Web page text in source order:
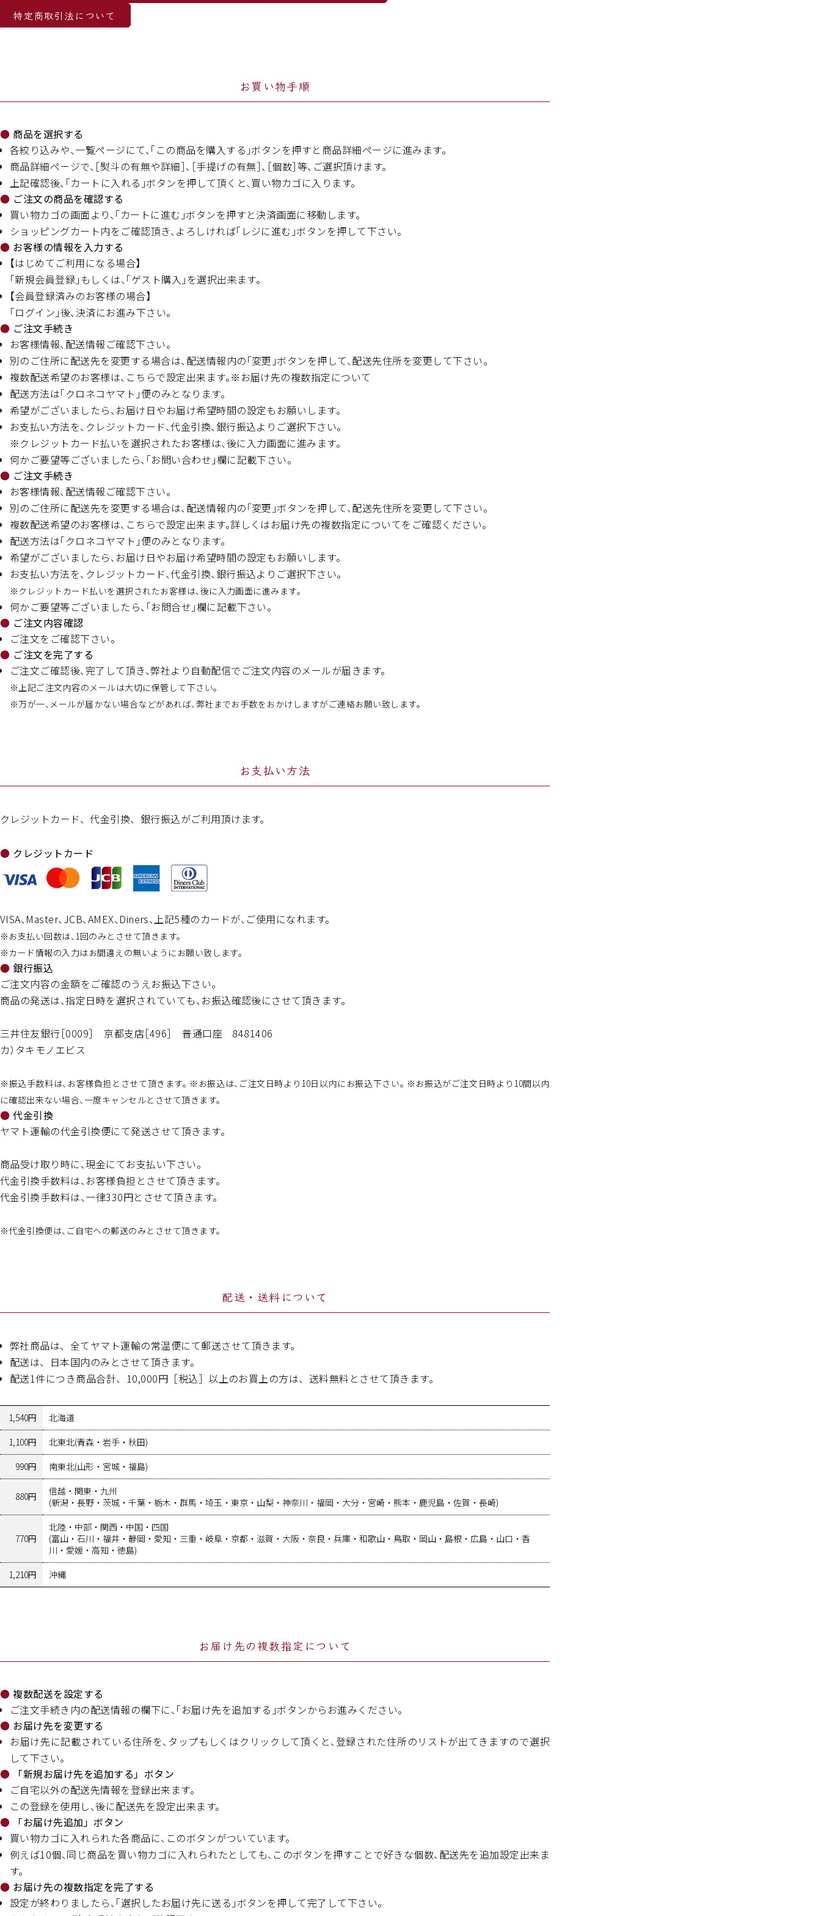
特定商取引法について
お買い物手順
商品を選択する
各絞り込みや、一覧ページにて、｢この商品を購入する｣ボタンを押すと商品詳細ページに進みます。
商品詳細ページで、［熨斗の有無や詳細］、［手提げの有無］、［個数］等、ご選択頂けます。
上記確認後、｢カートに入れる｣ボタンを押して頂くと、買い物カゴに入ります。
ご注文の商品を確認する
買い物カゴの画面より、｢カートに進む｣ボタンを押すと決済画面に移動します。
ショッピングカート内をご確認頂き、よろしければ「レジに進む」ボタンを押して下さい。
お客様の情報を入力する
【はじめてご利用になる場合】
「新規会員登録」もしくは、「ゲスト購入」を選択出来ます。
【会員登録済みのお客様の場合】
「ログイン」後、決済にお進み下さい。
ご注文手続き
お客様情報、配送情報ご確認下さい。
別のご住所に配送先を変更する場合は、配送情報内の「変更」ボタンを押して、配送先住所を変更して下さい。
複数配送希望のお客様は、こちらで設定出来ます。※お届け先の複数指定について
配送方法は「クロネコヤマト」便のみとなります。
希望がございましたら、お届け日やお届け希望時間の設定もお願いします。
お支払い方法を、クレジットカード、代金引換、銀行振込よりご選択下さい。
※クレジットカード払いを選択されたお客様は、後に入力画面に進みます。
何かご要望等ございましたら、「お問い合わせ」欄に記載下さい。
ご注文手続き
お客様情報、配送情報ご確認下さい。
別のご住所に配送先を変更する場合は、配送情報内の「変更」ボタンを押して、配送先住所を変更して下さい。
複数配送希望のお客様は、こちらで設定出来ます。詳しくはお届け先の複数指定についてをご確認ください。
配送方法は「クロネコヤマト」便のみとなります。
希望がございましたら、お届け日やお届け希望時間の設定もお願いします。
お支払い方法を、クレジットカード、代金引換、銀行振込よりご選択下さい。
※クレジットカード払いを選択されたお客様は、後に入力画面に進みます。
何かご要望等ございましたら、「お問合せ」欄に記載下さい。
ご注文内容確認
ご注文をご確認下さい。
ご注文を完了する
ご注文ご確認後、完了して頂き、弊社より自動配信でご注文内容のメールが届きます。
※上記ご注文内容のメールは大切に保管して下さい。
※万が一、メールが届かない場合などがあれば、弊社までお手数をおかけしますがご連絡お願い致します。
お支払い方法
クレジットカード、代金引換、銀行振込がご利用頂けます。
クレジットカード
VISA、Master、JCB、AMEX、Diners、上記5種のカードが、ご使用になれます。
※お支払い回数は、1回のみとさせて頂きます。
※カード情報の入力はお間違えの無いようにお願い致します。
銀行振込
ご注文内容の金額をご確認のうえお振込下さい。
商品の発送は、指定日時を選択されていても、お振込確認後にさせて頂きます。
三井住友銀行［0009］京都支店［496］ 普通口座 8481406
カ）タキモノエビス
※振込手数料は、お客様負担とさせて頂きます。 ※お振込は、ご注文日時より10日以内にお振込下さい。 ※お振込がご注文日時より10間以内
に確認出来ない場合、一度キャンセルとさせて頂きます。
代金引換
ヤマト運輸の代金引換便にて発送させて頂きます。
商品受け取り時に、現金にてお支払い下さい。
代金引換手数料は、お客様負担とさせて頂きます。
代金引換手数料は、一律330円とさせて頂きます。
※代金引換便は、ご自宅への郵送のみとさせて頂きます。
配送・送料について
弊社商品は、全てヤマト運輸の常温便にて郵送させて頂きます。
配送は、日本国内のみとさせて頂きます。
配送1件につき商品合計、10,000円［税込］以上のお買上の方は、送料無料とさせて頂きます。
1,540円
北海道
1,100円
北東北(青森・岩手・秋田)
990円
南東北(山形・宮城・福島)
880円
信越・関東・九州
(新潟・長野・茨城・千葉・栃木・群馬・埼玉・東京・山梨・神奈川・福岡・大分・宮崎・熊本・鹿児島・佐賀・長崎)
770円
北陸・中部・関西・中国・四国
(富山・石川・福井・静岡・愛知・三重・岐阜・京都・滋賀・大阪・奈良・兵庫・和歌山・鳥取・岡山・島根・広島・山口・香
川・愛媛・高知・徳島)
1,210円
沖縄
お届け先の複数指定について
複数配送を設定する
ご注文手続き内の配送情報の欄下に、「お届け先を追加する」ボタンからお進みください。
お届け先を変更する
お届け先に記載されている住所を、タップもしくはクリックして頂くと、登録された住所のリストが出てきますので選択
して下さい。
「新規お届け先を追加する」ボタン
ご自宅以外の配送先情報を登録出来ます。
この登録を使用し、後に配送先を設定出来ます。
「お届け先追加」ボタン
買い物カゴに入れられた各商品に、このボタンがついています。
例えば10個、同じ商品を買い物カゴに入れられたとしても、このボタンを押すことで好きな個数、配送先を追加設定出来ま
す。
お届け先の複数指定を完了する
設定が終わりましたら、「選択したお届け先に送る」ボタンを押して完了して下さい。